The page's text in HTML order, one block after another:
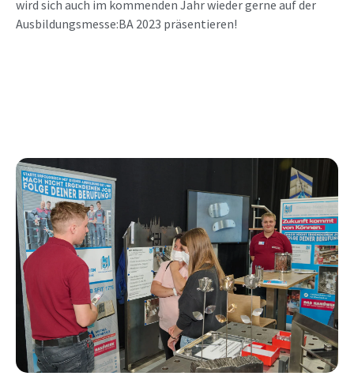
wird sich auch im kommenden Jahr wieder gerne auf der
Ausbildungsmesse:BA 2023 präsentieren!